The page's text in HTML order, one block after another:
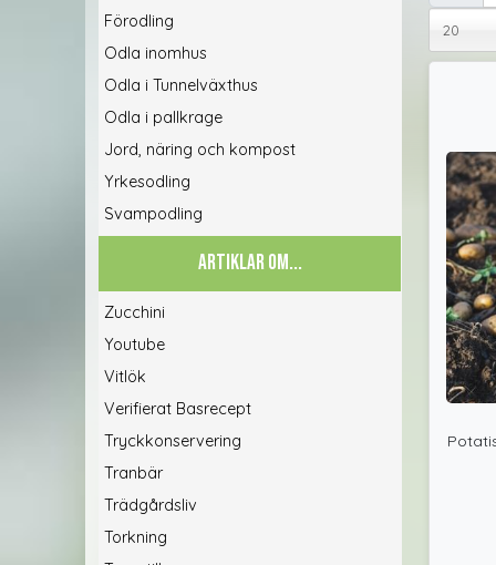
Förodling
Odla inomhus
Odla i Tunnelväxthus
Odla i pallkrage
Jord, näring och kompost
Yrkesodling
Svampodling
ARTIKLAR OM...
Zucchini
Youtube
Vitlök
Verifierat Basrecept
Tryckkonservering
Tranbär
Trädgårdsliv
Torkning
Visa #
20